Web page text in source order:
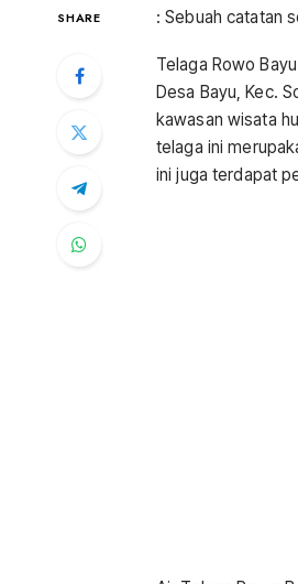
SHARE : Sebuah catatan
Telaga Rowo
Desa Bayu, Kec.
kawasan wisata
telaga ini
ini juga terdapat